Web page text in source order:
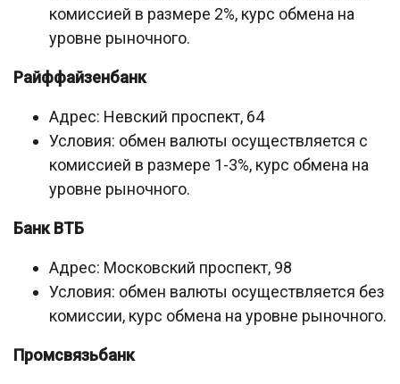
комиссией в размере 2%, курс обмена на
уровне рыночного.
Райффайзенбанк
Адрес: Невский проспект, 64
Условия: обмен валюты осуществляется с
комиссией в размере 1-3%, курс обмена на
уровне рыночного.
Банк ВТБ
Адрес: Московский проспект, 98
Условия: обмен валюты осуществляется без
комиссии, курс обмена на уровне рыночного.
Промсвязьбанк